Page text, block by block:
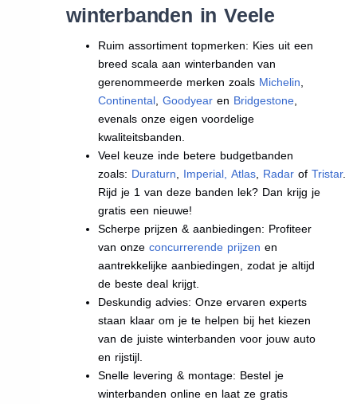
winterbanden in Veele
Ruim assortiment topmerken: Kies uit een
breed scala aan winterbanden van
gerenommeerde merken zoals Michelin
Continental ,Goodyear en Bridgestone
evenals onze eigen voordelige
kwaliteitsbanden.
Veel keuze inde betere budgetbanden
zoals: Duraturn Imperial Atlas Radar ofTristar.
Rijd je 1 van deze banden lek? Dan krijg je
gratis een nieuwe!
Scherpe prijzen & aanbiedingen: Profiteer
van onzeconcurrerende prijzen en
aantrekkelijke aanbiedingen, zodat je altijd
de beste deal krijgt.
Deskundig advies: Onze ervaren experts
staan klaar om je te helpen bij het kiezen
van de juiste winterbanden voor jouw auto
en rijstijl.
Snelle levering & montage: Bestel je
winterbanden online en laat ze gratis